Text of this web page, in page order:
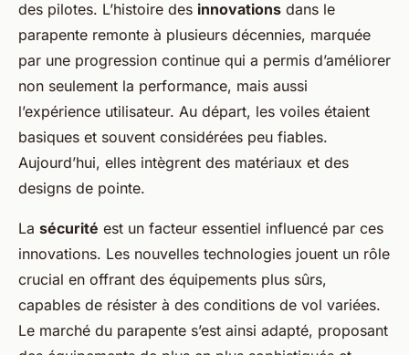
des pilotes. L’histoire des innovations dans le
parapente remonte à plusieurs décennies, marquée
par une progression continue qui a permis d’améliorer
non seulement la performance, mais aussi
l’expérience utilisateur. Au départ, les voiles étaient
basiques et souvent considérées peu fiables.
Aujourd’hui, elles intègrent des matériaux et des
designs de pointe.
La sécurité est un facteur essentiel influencé par ces
innovations. Les nouvelles technologies jouent un rôle
crucial en offrant des équipements plus sûrs,
capables de résister à des conditions de vol variées.
Le marché du parapente s’est ainsi adapté, proposant